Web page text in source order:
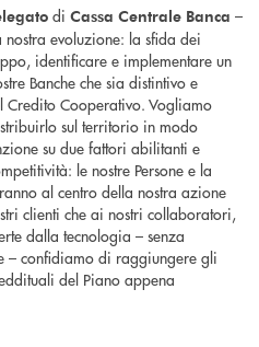
di Cassa Centrale Banca –
evoluzione: la sfida dei
identificare e implementare un
Banche che sia distintivo e
Cooperativo. Vogliamo
sul territorio in modo
su due fattori abilitanti e
le nostre Persone e la
al centro della nostra azione
clienti che ai nostri collaboratori,
dalla tecnologia – senza
– confidiamo di raggiungere gli
del Piano appena